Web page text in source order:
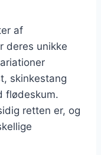
af
deres unikke
skinkestang
flødeskum.
retten er, og